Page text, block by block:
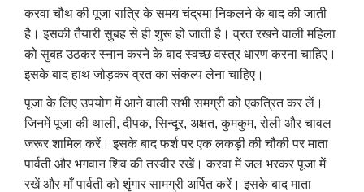
करवा चौथ की पूजा रात्रि के समय चंद्रमा निकलने के बाद की जाती
है। इसकी तैयारी सुबह से ही शुरू हो जाती है। व्रत रखने वाली महिला
को सुबह उठकर स्नान करने के बाद स्वच्छ वस्त्र धारण करना चाहिए।
इसके बाद हाथ जोड़कर व्रत का संकल्प लेना चाहिए।
पूजा के लिए उपयोग में आने वाली सभी समग्री को एकत्रित कर लें।
जिनमें पूजा की थाली, दीपक, सिन्दूर, अक्षत, कुमकुम, रोली और चावल
जरूर शामिल करें। इसके बाद फर्श पर एक लकड़ी की चौकी पर माता
पार्वती और भगवान शिव की तस्वीर रखें। करवा में जल भरकर पूजा में
रखें और माँ पार्वती को शृंगार सामग्री अर्पित करें। इसके बाद माता